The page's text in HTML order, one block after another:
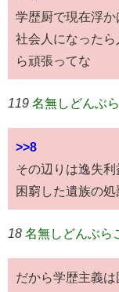
学歴厨で現在浮か
社会人になった
ら頑張ってな
119 名無しどんぶ
>>8
その辺りは逸失
困窮した遺族の
18 名無しどんぶら
だから学歴主義